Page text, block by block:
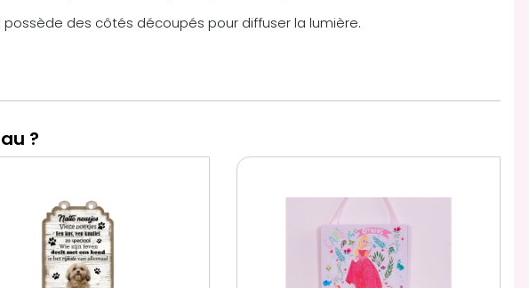
des côtés découpés pour diffuser la lumière.
?